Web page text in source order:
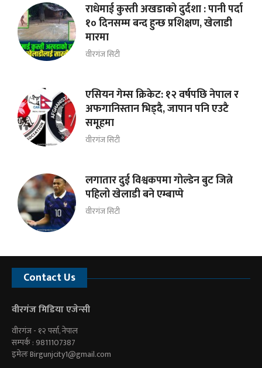
राधेमाई कुस्ती अखडाको दुर्दशा : पानी पर्दा
१० दिनसम्म बन्द हुन्छ प्रशिक्षण, खेलाडी
मारमा
वीरगंज सिटी
एसियन गेम्स क्रिकेट: १२ वर्षपछि नेपाल र
अफगानिस्तान भिड्दै, जापान पनि एउटै
समूहमा
वीरगंज सिटी
लगातार दुई विश्वकपमा गोल्डेन बुट जित्ने
पहिलो खेलाडी बने एम्बाप्पे
वीरगंज सिटी
Contact Us
वीरगंज मिडिया एजेन्सी
वीरगंज - १२ पर्सा, नेपाल
सम्पर्क : 9811107387
इमेलःBirgunjcity1@gmail.com